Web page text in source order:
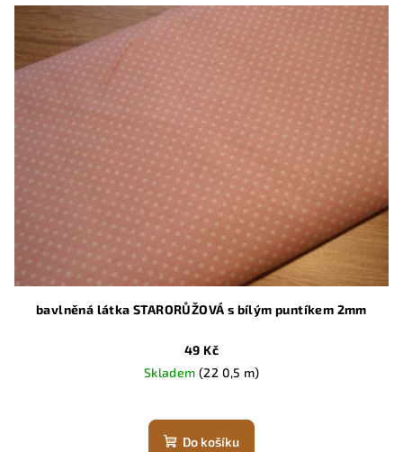
bavlněná látka STARORŮŽOVÁ s bílým puntíkem 2mm
49 Kč
Skladem(22 0,5 m)
Do košíku